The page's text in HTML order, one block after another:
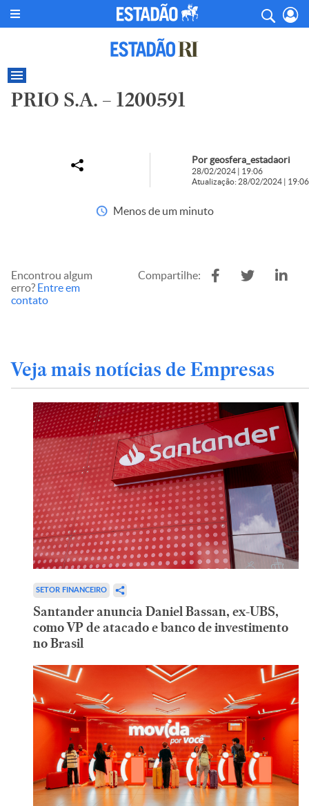
PRIO S.A. – 1200591
Por geosfera_estadaori
28/02/2024 | 19:06
Atualização: 28/02/2024 | 19:06
Menos de um minuto
Encontrou algum
erro? Entre em
contato
Compartilhe:
Veja mais notícias de Empresas
SETOR FINANCEIRO
Santander anuncia Daniel Bassan, ex-UBS,
como VP de atacado e banco de investimento
no Brasil